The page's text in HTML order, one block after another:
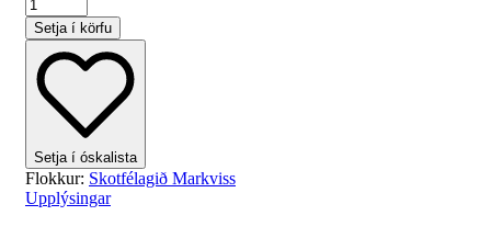
Bolur
Challenge
Markviss
quantity
Setja í körfu
Setja í óskalista
Flokkur: Skotfélagið Markviss
Upplýsingar